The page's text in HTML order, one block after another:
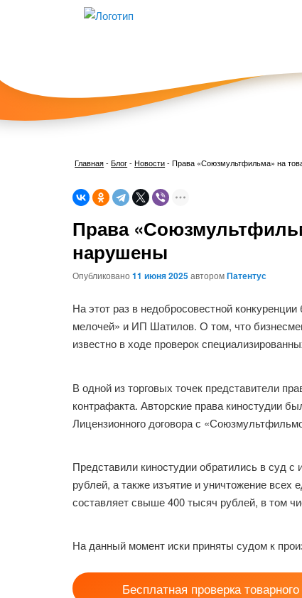
Главная-Блог- Новости- Права «Союзмультфильма» на
Права
нарушены
Опубликовано11 июня 2025авторомПатентус
На этот раз в недобросовестной
мелочей» и ИП Шатилов. О том, что
известно в ходе проверок
В одной из торговых точек представители
контрафакта. Авторские права киностудии
Лицензионного договора с
Представили киностудии обратились в суд
рублей, а также изъятие и уничтожение
составляет свыше 400 тысяч рублей, в том
На данный момент иски приняты судом к
Бесплатная проверка товарного